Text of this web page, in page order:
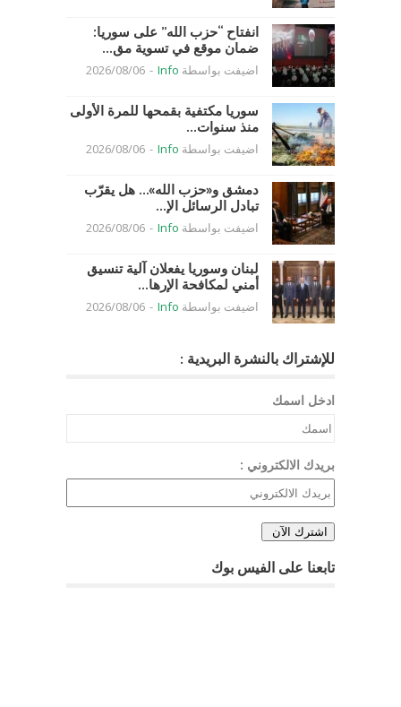
انفتاح “حزب الله” على سوريا:
ضمان موقع في تسوية مق...
اضيفت بواسطة Info
-
2026/08/06
سوريا مكتفية بقمحها للمرة الأولى
منذ سنوات...
اضيفت بواسطة Info
-
2026/08/06
دمشق و«حزب الله»… هل يقرّب
تبادل الرسائل الإ...
اضيفت بواسطة Info
-
2026/08/06
لبنان وسوريا يفعلان آلية تنسيق
أمني لمكافحة الإرها...
اضيفت بواسطة Info
-
2026/08/06
للإشتراك بالنشرة البريدية :
ادخل اسمك
بريدك الالكتروني :
تابعنا على الفيس بوك